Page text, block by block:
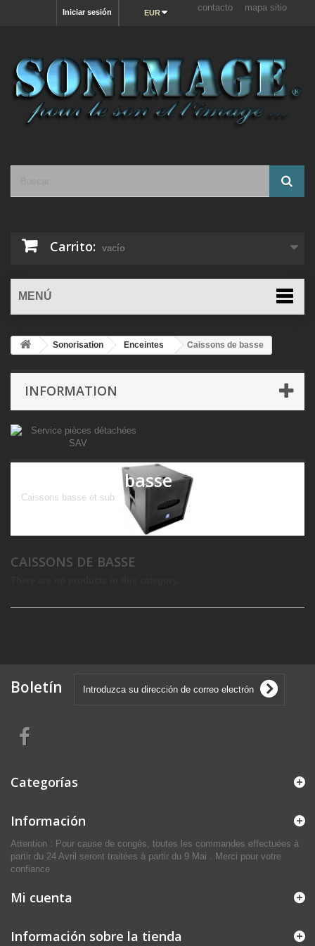
contacto mapa sitio
EUR
Iniciar sesión
Carrito: vacío
MENÚ
Sonorisation Enceintes Caissons de basse
INFORMATION
Caissons de basse
Caissons basse et sub
CAISSONS DE BASSE
Boletín
Categorías
Información
Attention : Pour cause de congés, toutes les commandes effectuées à
partir du 24 Avril seront traitées à partir du 9 Mai . Merci pour votre
confiance
Mi cuenta
Información sobre la tienda